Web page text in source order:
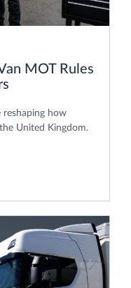
MOT Rules
reshaping how
United Kingdom.